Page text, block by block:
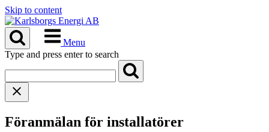
Skip to content
Menu
Type and press enter to search
Föranmälan för installatörer